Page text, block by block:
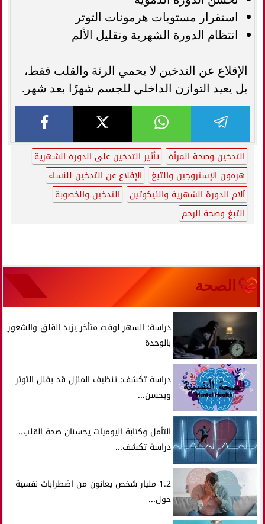
استقرار مستويات هرمونات التوتر
انتظام الدورة الشهرية وتقليل الألم
الإقلاع عن التدخين لا يحمي الرئة والقلب فقط،
بل يعيد التوازن الداخلي للجسم شهرًا بعد شهر.
التدخين وصحة المرأة
تأثير التدخين على الدورة الشهرية
هرمون الإستروجين والتبغ
الإقلاع عن التدخين للنساء
آلام الدورة الشهرية والنيكوتين
التدخين والخصوبة
التبغ وصحة الرحم
الصحة
دراسة: السهر لوقت متأخر يزيد القلق والشعور
بالوحدة
دراسة تكشف: تنظيف المنزل قد يقلل التوتر
ويحسن...
التأمل وكتابة اليوميات يحسنان صحة القلب..
دراسة تكشف...
1.2 مليار شخص يعانون من اضطرابات نفسية
حول...